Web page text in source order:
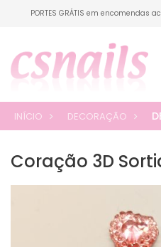
PORTES GRÁTIS em
INÍCIO DECORAÇÃO
Coração 3D